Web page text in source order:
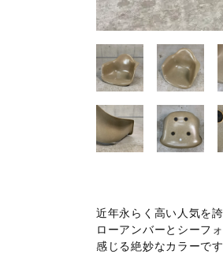
近年永らく高い人気を
ローアンバーとシーフ
感じる絶妙なカラーです